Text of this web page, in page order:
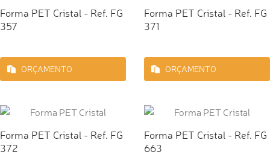
Forma PET Cristal - Ref. FG
357
ORÇAMENTO
Forma PET Cristal - Ref. FG
371
ORÇAMENTO
Forma PET Cristal - Ref. FG
372
Forma PET Cristal - Ref. FG
663